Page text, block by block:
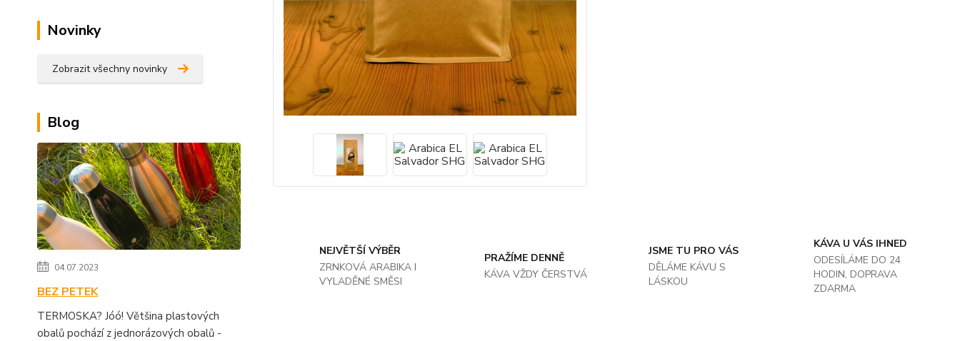
Novinky
Zobrazit všechny novinky
Blog
04.07.2023
BEZ PETEK
TERMOSKA? Jóó! Většina plastových
obalů pochází z jednorázových obalů -
NEJVĚTŠÍ VÝBĚR
ZRNKOVÁ ARABIKA I
VYLADĚNÉ SMĚSI
PRAŽÍME DENNĚ
KÁVA VŽDY ČERSTVÁ
JSME TU PRO VÁS
DĚLÁME KÁVU S
LÁSKOU
KÁVA U VÁS IHNED
ODESÍLÁME DO 24
HODIN, DOPRAVA
ZDARMA